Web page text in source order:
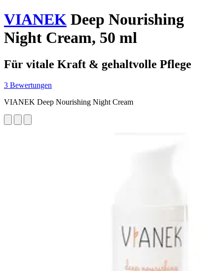
VIANEK Deep Nourishing
Night Cream, 50 ml
Für vitale Kraft & gehaltvolle Pflege
3 Bewertungen
VIANEK Deep Nourishing Night Cream